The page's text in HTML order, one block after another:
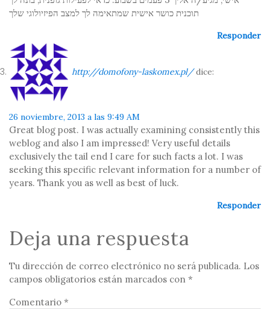
תוכנית כושר אישית שמתאימה לך למצב הפיזיולוגי שלך
Responder
http://domofony-laskomex.pl/ dice:
26 noviembre, 2013 a las 9:49 AM
Great blog post. I was actually examining consistently this
weblog and also I am impressed! Very useful details
exclusively the tail end I care for such facts a lot. I was
seeking this specific relevant information for a number of
years. Thank you as well as best of luck.
Responder
Deja una respuesta
Tu dirección de correo electrónico no será publicada. Los
campos obligatorios están marcados con *
Comentario *